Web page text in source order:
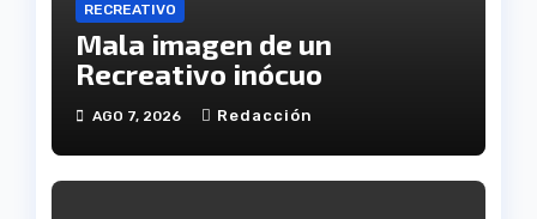
RECREATIVO
Mala imagen de un
Recreativo inócuo
AGO 7, 2026 Redacción